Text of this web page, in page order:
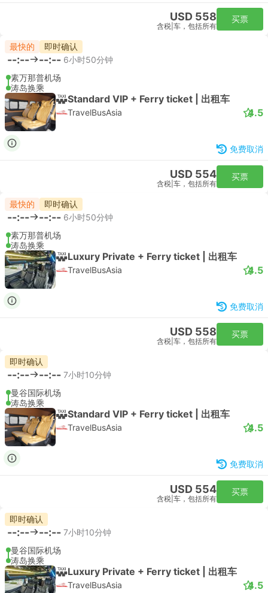
USD 558
含税 车，包括所有
买票
最快的 即时确认
--:-- --:-- 6小时50分钟
素万那普机场
涛岛换乘
Standard VIP + Ferry ticket | 出租车
TravelBusAsia 4.5
免费取消
USD 554
含税 车，包括所有
买票
最快的 即时确认
--:-- --:-- 6小时50分钟
素万那普机场
涛岛换乘
Luxury Private + Ferry ticket | 出租车
TravelBusAsia 4.5
免费取消
USD 558
含税 车，包括所有
买票
即时确认
--:-- --:-- 7小时10分钟
曼谷国际机场
涛岛换乘
Standard VIP + Ferry ticket | 出租车
TravelBusAsia 4.5
免费取消
USD 554
含税 车，包括所有
买票
即时确认
--:-- --:-- 7小时10分钟
曼谷国际机场
涛岛换乘
Luxury Private + Ferry ticket | 出租车
TravelBusAsia 4.5